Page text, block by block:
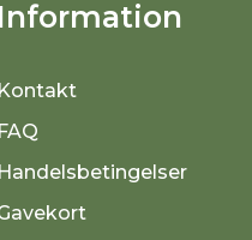
Information
Kontakt
FAQ
Handelsbetingelser